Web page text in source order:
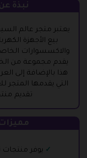
نبذة
يعتبر متجر عالم
بيع الأجهزة
والاكسسوارات
يقدم مجموعة من
هذا بالإضافة إلى
التي يقدمها المتجر
تقديم
يوفر منتجات